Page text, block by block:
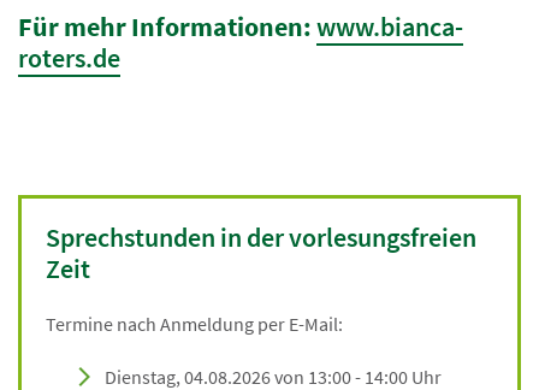
Für mehr Informationen:www.bianca-
roters.de
Sprechstunden in der vorlesungsfreien
Zeit
Termine nach Anmeldung per E-Mail:
Dienstag, 04.08.2026 von 13:00 - 14:00 Uhr